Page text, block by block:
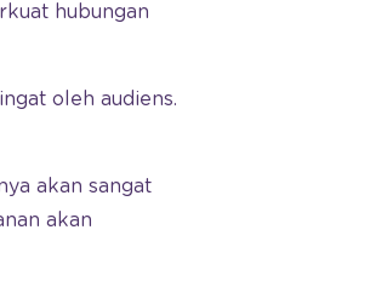
hubungan
oleh audiens.
akan sangat
akan